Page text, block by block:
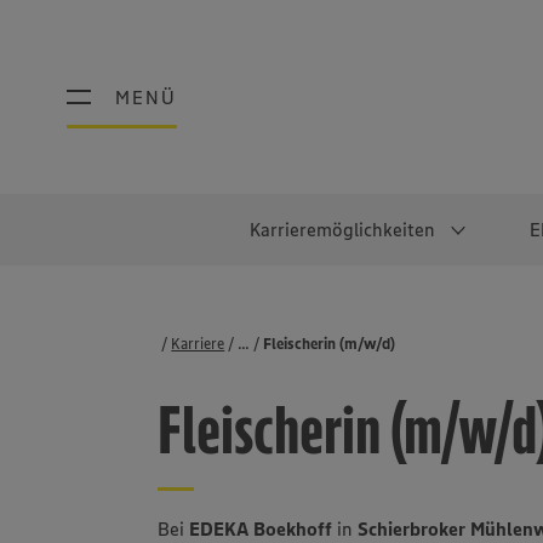
MENÜ
MENÜ
Karrieremöglichkeiten
Schülerpraktikum
Faires Gehalt
Diversität Lager & Logistik
Karriere Stellenbörse
Fleischerin (m/w/d)
...
Fleischerin (m/w/
Bei EDEKA Boekhoff in Schierbroker